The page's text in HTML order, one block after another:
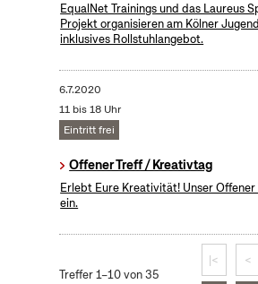
EqualNet Trainings und das Laureus
Projekt organisieren am Kölner
inklusives Rollstuhlangebot.
6.7.2020
11 bis 18 Uhr
Eintritt frei
Offener Treff / Kreativtag
Erlebt Eure Kreativität! Unser
ein.
Treffer 1–10 von 35
|< <